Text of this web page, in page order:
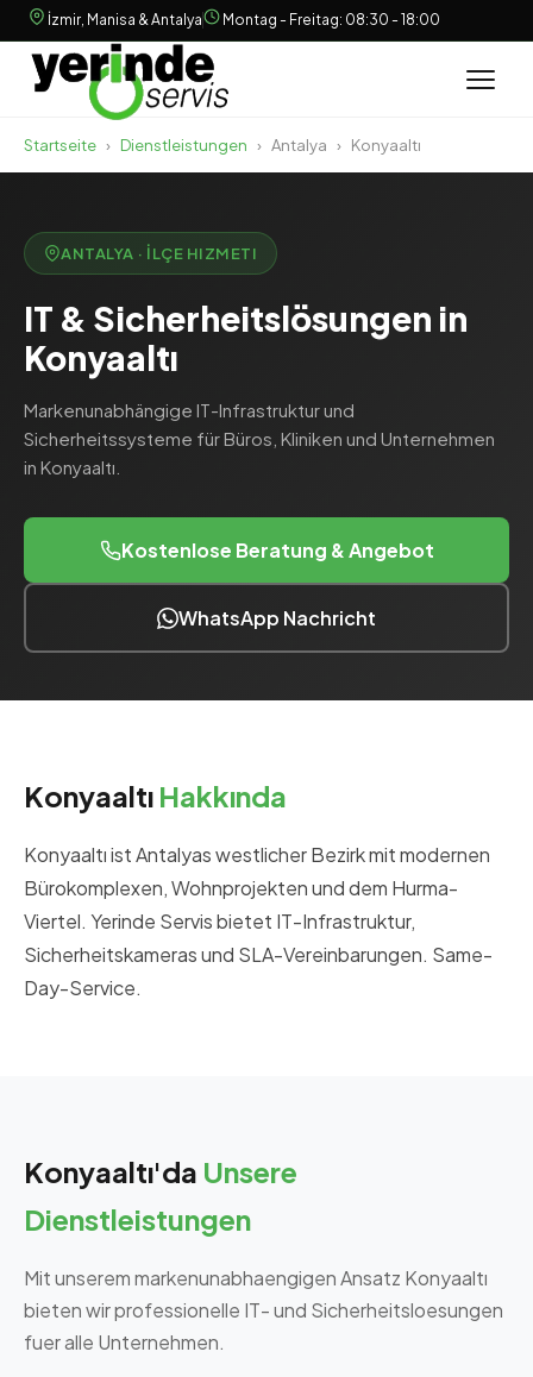
İzmir, Manisa & Antalya Montag - Freitag: 08:30 - 18:00
Startseite › Dienstleistungen › Antalya › Konyaaltı
ANTALYA · İLÇE HIZMETI
IT & Sicherheitslösungen in
Konyaaltı
Markenunabhängige IT-Infrastruktur und
Sicherheitssysteme für Büros, Kliniken und Unternehmen
in Konyaaltı.
Kostenlose Beratung & Angebot
WhatsApp Nachricht
Konyaaltı Hakkında
Konyaaltı ist Antalyas westlicher Bezirk mit modernen
Bürokomplexen, Wohnprojekten und dem Hurma-
Viertel. Yerinde Servis bietet IT-Infrastruktur,
Sicherheitskameras und SLA-Vereinbarungen. Same-
Day-Service.
Konyaaltı'da Unsere
Dienstleistungen
Mit unserem markenunabhaengigen Ansatz Konyaaltı
bieten wir professionelle IT- und Sicherheitsloesungen
fuer alle Unternehmen.